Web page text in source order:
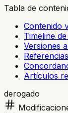
Tabla de
Contenido
Timeline
Versiones
Artículos
derogado